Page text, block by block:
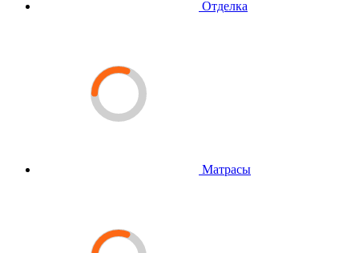
Отделка
Матрасы